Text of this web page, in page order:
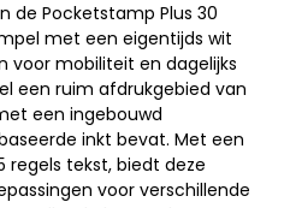
de Pocketstamp Plus 30
met een eigentijds wit
voor mobiliteit en dagelijks
een ruim afdrukgebied van
een ingebouwd
inkt bevat. Met een
tekst, biedt deze
voor verschillende